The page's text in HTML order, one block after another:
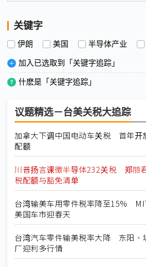
关键字
伊朗 美国 半导体产业
加入已选取到「关键字追踪」
什麽是「关键字追踪」
议题精选－台美关税大追踪
加拿大下调中国电动车关税 首年开
配额
川普扬言课徵半导体232关税 郑丽
税配额与豁免清单
台湾输美车用零件税率降至15%
美国车市迎春天
台湾汽车零件输美税率大降 东阳、
厂迎利多行情